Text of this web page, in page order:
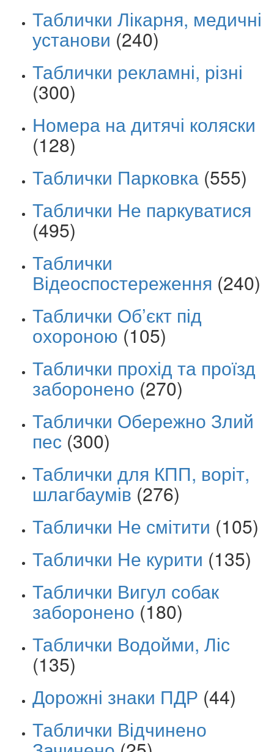
Таблички Лікарня, медичні
установи (240)
Таблички рекламні, різні
(300)
Номера на дитячі коляски
(128)
Таблички Парковка (555)
Таблички Не паркуватися
(495)
Таблички
Відеоспостереження (240)
Таблички Об’єкт під
охороною (105)
Таблички прохід та проїзд
заборонено (270)
Таблички Обережно Злий
пес (300)
Таблички для КПП, воріт,
шлагбаумів (276)
Таблички Не смітити (105)
Таблички Не курити (135)
Таблички Вигул собак
заборонено (180)
Таблички Водойми, Ліс
(135)
Дорожні знаки ПДР (44)
Таблички Відчинено